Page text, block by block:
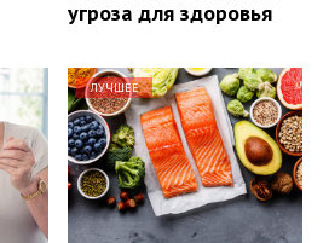
угроза для здоровья
ЛУЧШЕЕ